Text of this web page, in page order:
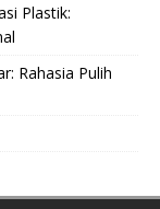
Plastik:
Rahasia Pulih